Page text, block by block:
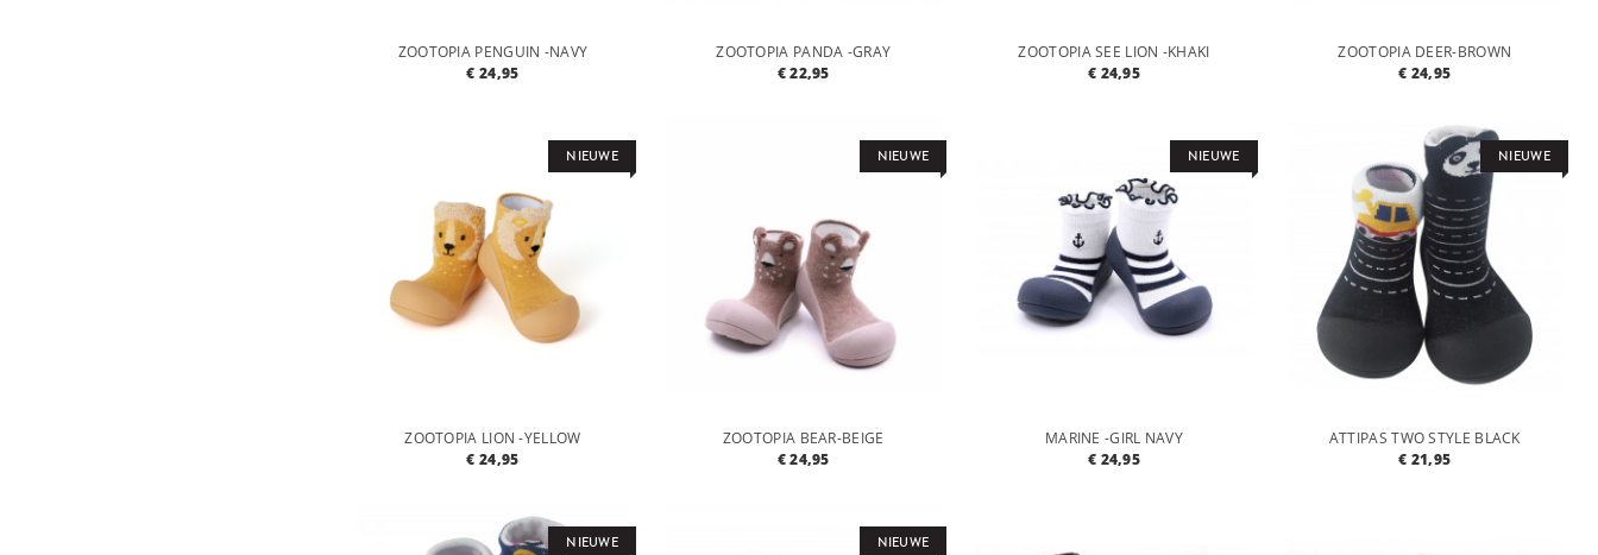
ZOOTOPIA PENGUIN -NAVY
€ 24,95
ZOOTOPIA PANDA -GRAY
€ 22,95
ZOOTOPIA SEE LION -KHAKI
€ 24,95
ZOOTOPIA DEER-BROWN
€ 24,95
NIEUWE
ZOOTOPIA LION -YELLOW
€ 24,95
NIEUWE
ZOOTOPIA BEAR-BEIGE
€ 24,95
NIEUWE
MARINE -GIRL NAVY
€ 24,95
NIEUWE
ATTIPAS TWO STYLE BLACK
€ 21,95
NIEUWE NIEUWE